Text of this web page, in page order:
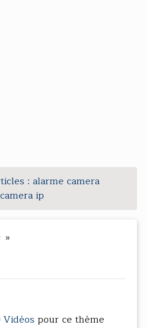
: alarme camera
ip
»
Vidéos pour ce thème